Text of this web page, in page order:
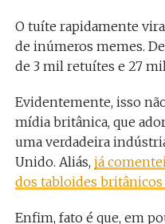
O tuíte rapidamente
de inúmeros memes.
de 3 mil retuítes e 27
Evidentemente, isso
mídia britânica, que
uma verdadeira
Unido. Aliás, já
dos tabloides
Enfim, fato é que, em